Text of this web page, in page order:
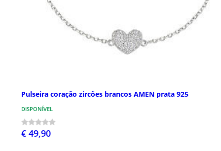
Pulseira coração zircões brancos AMEN prata 925
DISPONÍVEL
€ 49,90